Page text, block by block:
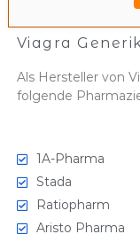
Viagra
Als Hersteller von
folgende
1A-Pharma
Stada
Ratiopharm
Aristo Pharma